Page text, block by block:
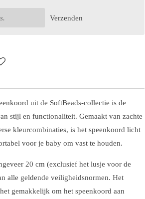
Verzenden
uit de SoftBeads-collectie is de
stijl en functionaliteit. Gemaakt van zachte
kleurcombinaties, is het speenkoord licht
voor je baby om vast te houden.
20 cm (exclusief het lusje voor de
alle geldende veiligheidsnormen. Het
gemakkelijk om het speenkoord aan